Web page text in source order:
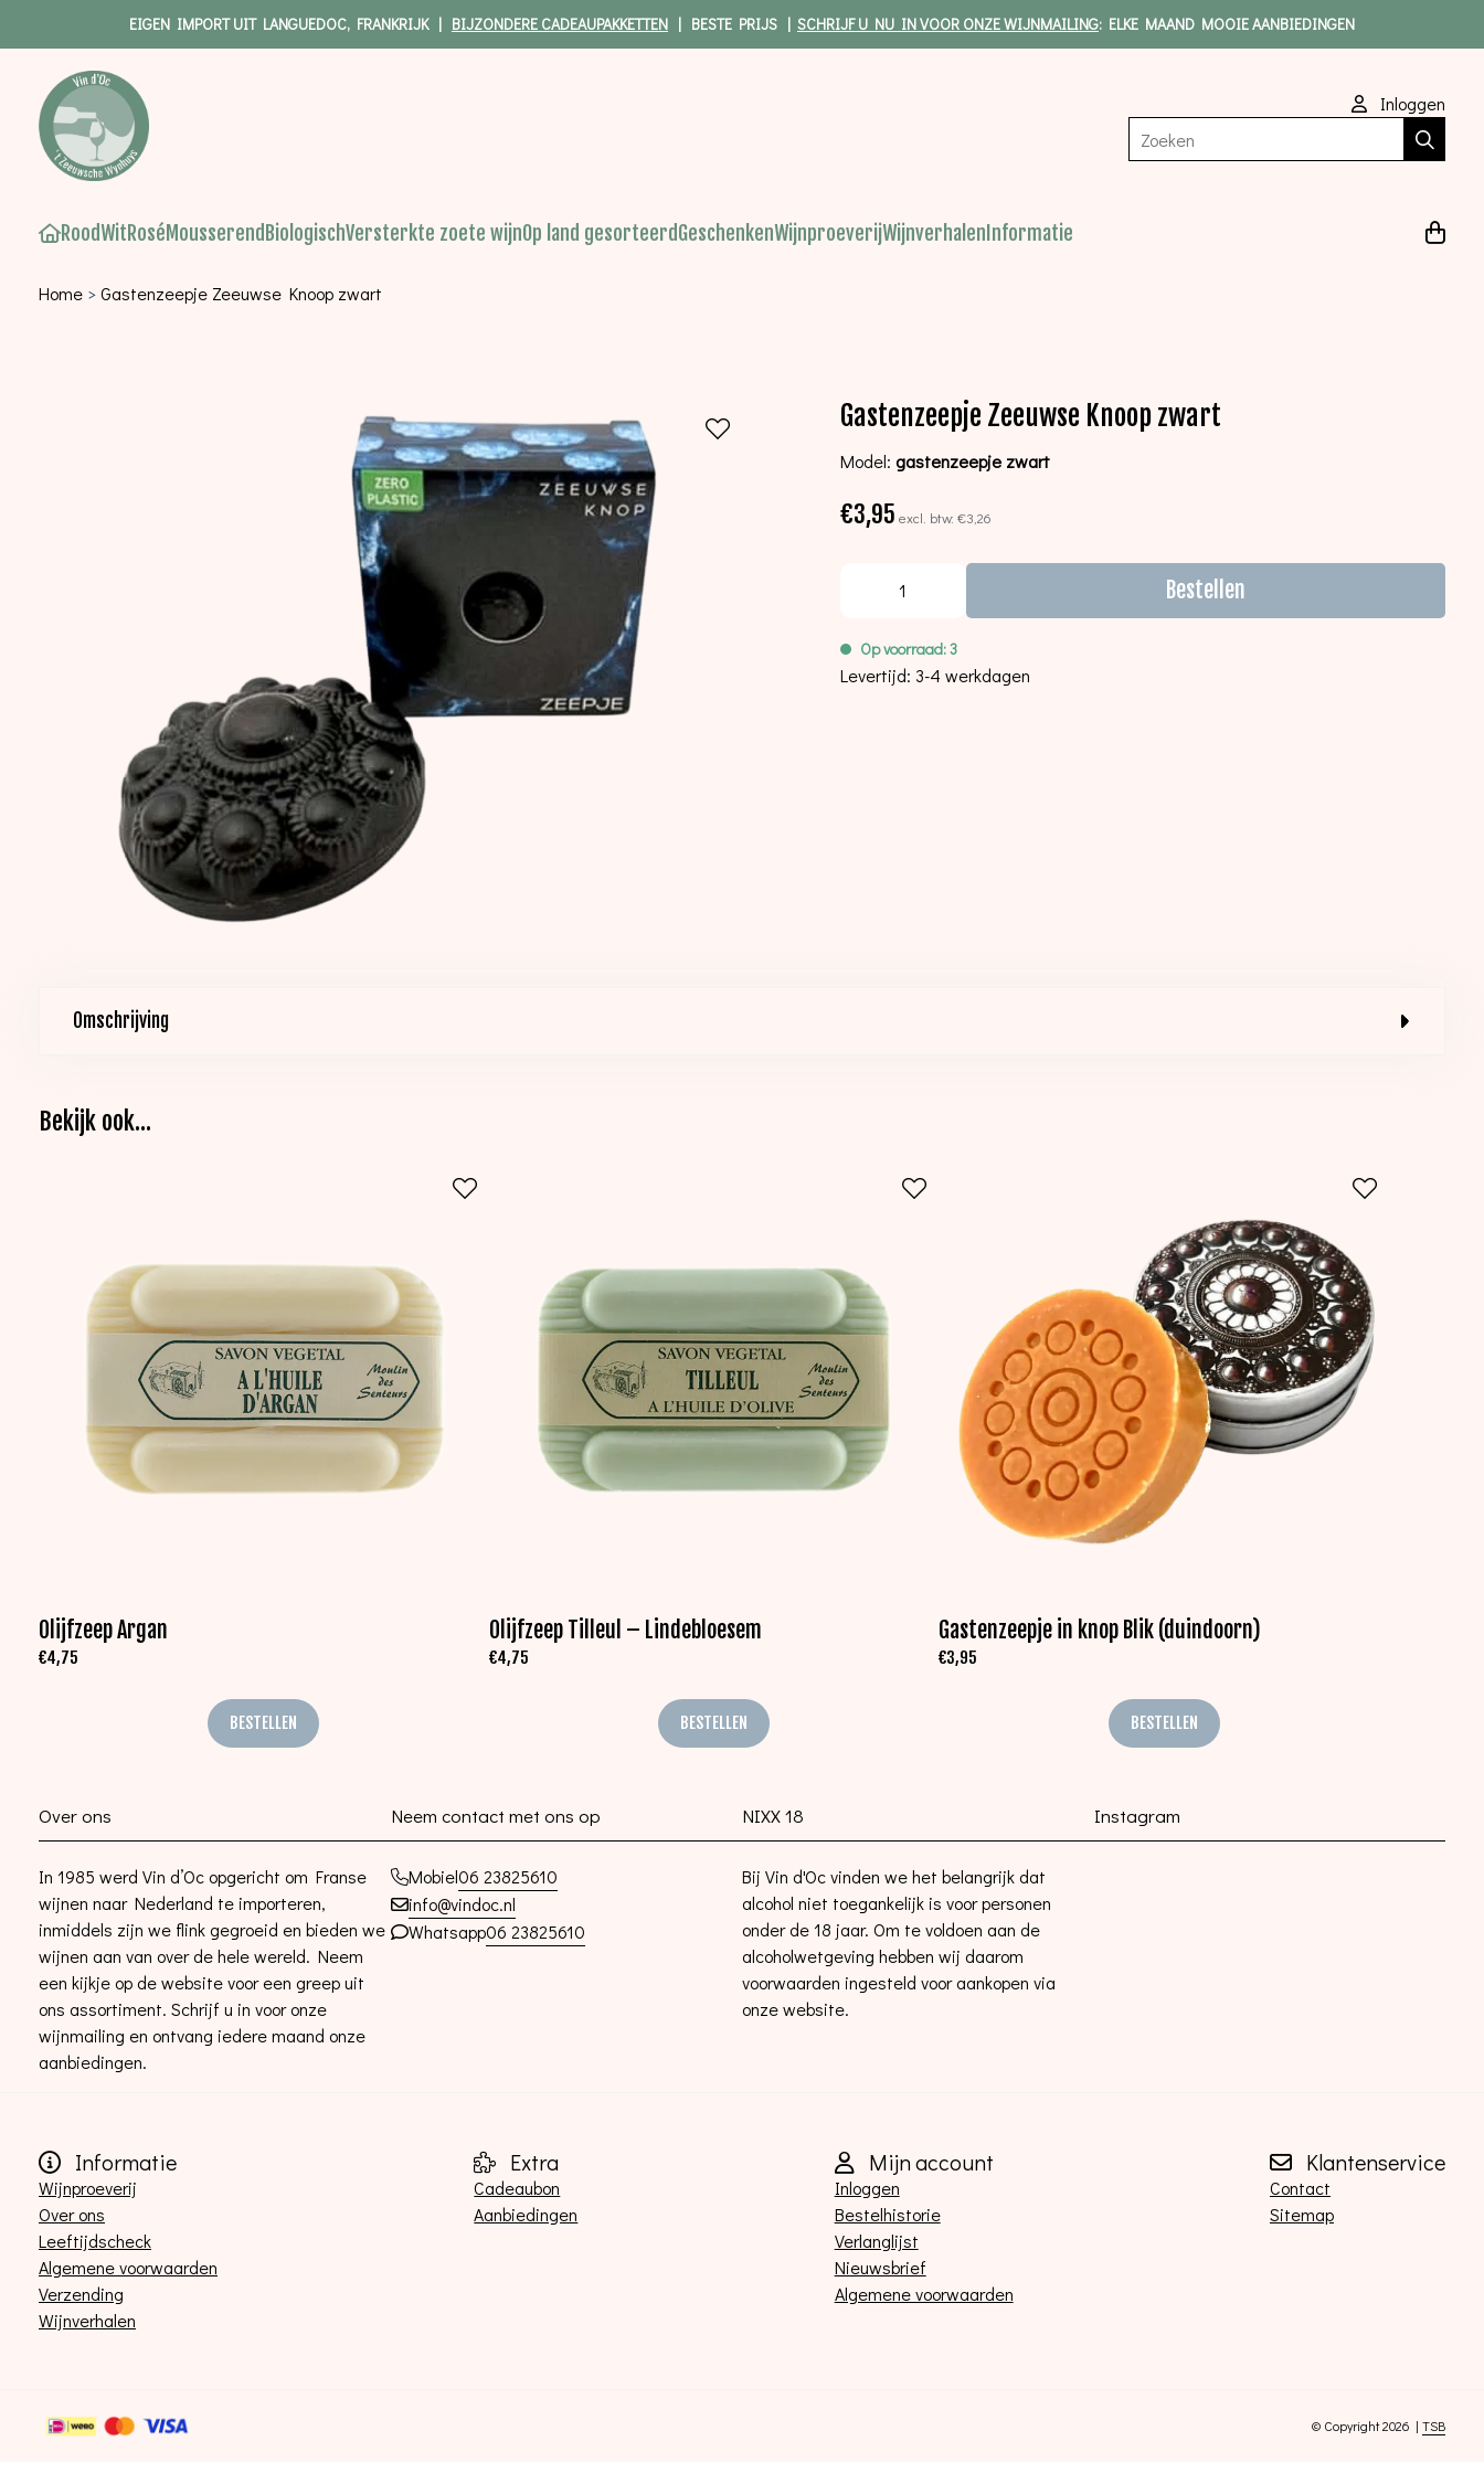
EIGEN IMPORT UIT LANGUEDOC, FRANKRIJK | BIJZONDERE CADEAUPAKKETTEN | BESTE PRIJS | SCHRIJF U NU IN VOOR ONZE WIJNMAILING: ELKE MAAND MOOIE AANBIEDINGEN
Inloggen
Zoeken
RoodWitRoséMousserend BiologischVersterkte zoete wijnOp land gesorteerdGeschenkenWijnproeverijWijnverhalen Informatie
Home >Gastenzeepje Zeeuwse Knoop zwart
Gastenzeepje Zeeuwse Knoop zwart
Model:gastenzeepje zwart
€3,95 excl. btw:€3,26
Bestellen
Op voorraad: 3
Levertijd: 3-4 werkdagen
Omschrijving
Bekijk ook...
Olijfzeep Argan
€4,75
BESTELLEN
Olijfzeep Tilleul – Lindebloesem
€4,75
BESTELLEN
Gastenzeepje in knop Blik (duindoorn)
€3,95
BESTELLEN
Over ons
In 1985 werd Vin d’Oc opgericht om Franse
wijnen naar Nederland te importeren,
inmiddels zijn we flink gegroeid en bieden we
wijnen aan van over de hele wereld. Neem
een kijkje op de website voor een greep uit
ons assortiment. Schrijf u in voor onze
wijnmailing en ontvang iedere maand onze
aanbiedingen.
Neem contact met ons op
Mobiel06 23825610
info@vindoc.nl
Whatsapp06 23825610
NIXX 18
Bij Vin d'Oc vinden we het belangrijk dat
alcohol niet toegankelijk is voor personen
onder de 18 jaar. Om te voldoen aan de
alcoholwetgeving hebben wij daarom
voorwaarden ingesteld voor aankopen via
onze website.
Instagram
Informatie
Wijnproeverij
Over ons
Leeftijdscheck
Algemene voorwaarden
Verzending
Wijnverhalen
Extra
Cadeaubon
Aanbiedingen
Mijn account
Inloggen
Bestelhistorie
Verlanglijst
Nieuwsbrief
Algemene voorwaarden
Klantenservice
Contact
Sitemap
© Copyright 2026 | TSB